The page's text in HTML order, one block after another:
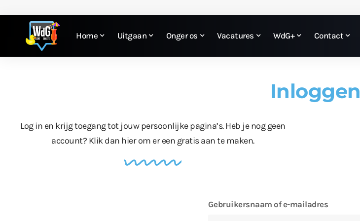
Home Uitgaan Onger os Vacatures WdG+ Contact
Inloggen
Log in en krijg toegang tot jouw persoonlijke pagina’s. Heb je nog geen
account? Klik dan hierom er een gratis aan te maken.
Gebruikersnaam of e-mailadres